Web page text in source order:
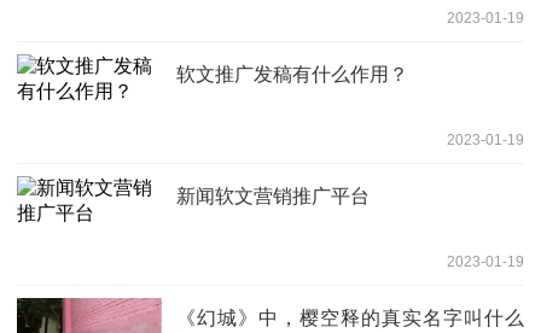
2023-01-19
软文推广发稿有什么作用？
2023-01-19
新闻软文营销推广平台
2023-01-19
《幻城》中，樱空释的真实名字叫什么